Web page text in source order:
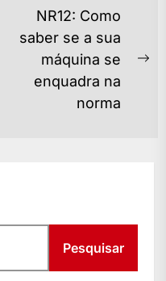
NR12: Como
saber se a sua
máquina se
enquadra na
norma
Pesquisar